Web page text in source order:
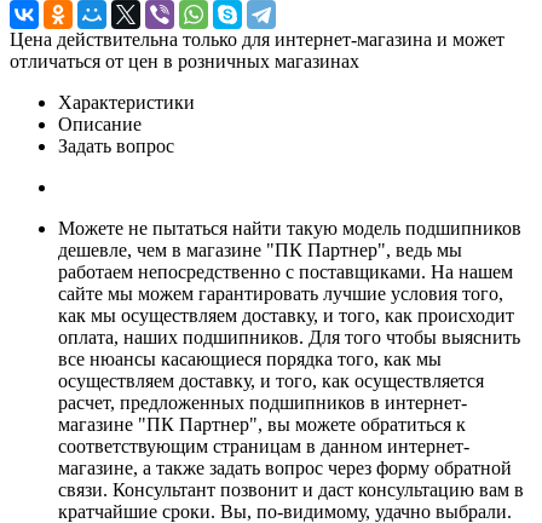
Цена действительна только для интернет-магазина и может
отличаться от цен в розничных магазинах
Характеристики
Описание
Задать вопрос
Можете не пытаться найти такую модель подшипников
дешевле, чем в магазине "ПК Партнер", ведь мы
работаем непосредственно с поставщиками. На нашем
сайте мы можем гарантировать лучшие условия того,
как мы осуществляем доставку, и того, как происходит
оплата, наших подшипников. Для того чтобы выяснить
все нюансы касающиеся порядка того, как мы
осуществляем доставку, и того, как осуществляется
расчет, предложенных подшипников в интернет-
магазине "ПК Партнер", вы можете обратиться к
соответствующим страницам в данном интернет-
магазине, а также задать вопрос через форму обратной
связи. Консультант позвонит и даст консультацию вам в
кратчайшие сроки. Вы, по-видимому, удачно выбрали.